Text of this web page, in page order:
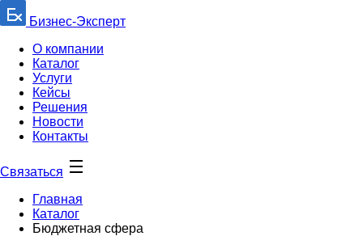
Бизнес-Эксперт
О компании
Каталог
Услуги
Кейсы
Решения
Новости
Контакты
Связаться
Главная
Каталог
Бюджетная сфера